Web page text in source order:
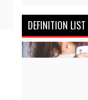
DEFINITION LIST